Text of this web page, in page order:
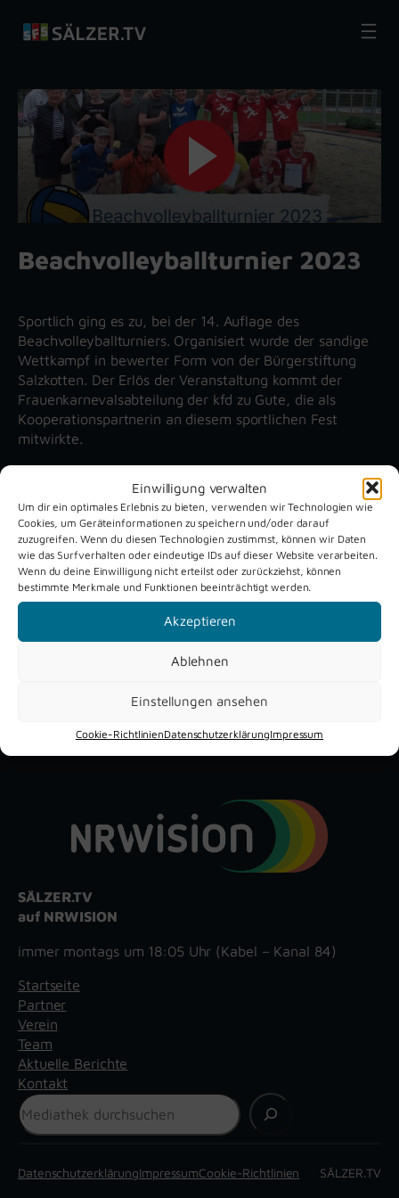
Einwilligung verwalten
Um dir ein optimales Erlebnis zu bieten, verwenden wir Technologien wie
Cookies, um Geräteinformationen zu speichern und/oder darauf
zuzugreifen. Wenn du diesen Technologien zustimmst, können wir Daten
wie das Surfverhalten oder eindeutige IDs auf dieser Website verarbeiten.
Wenn du deine Einwilligung nicht erteilst oder zurückziehst, können
bestimmte Merkmale und Funktionen beeinträchtigt werden.
Akzeptieren
Ablehnen
Einstellungen ansehen
Cookie-RichtlinienDatenschutzerklärungImpressum
Inhalt
springen
Beachvolleyballturnier 2023
Sportlich ging es zu, bei der 14. Auflage des
Beachvolleyballturniers. Organisiert wurde der sandige
Wettkampf in bewerter Form von der Bürgerstiftung
Salzkotten. Der Erlös der Veranstaltung kommt der
Frauenkarnevalsabteilung der kfd zu Gute, die als
Kooperationspartnerin an diesem sportlichen Fest
mitwirkte.
Unsere aktuellen Reportagen
Schützenfest
Verne 2026
Dreckburg
YouTube
Instagram
Facebook
SÄLZER.TV
auf NRWISION
immer montags um 18:05 Uhr (Kabel – Kanal 84)
Startseite
Partner
Verein
Team
Aktuelle Berichte
Kontakt
Suchen
DatenschutzerklärungImpressumCookie-Richtlinien SÄLZER.TV